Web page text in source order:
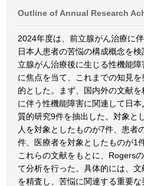
Outline of Annual Research
2024年度は、前立腺がん治療に
日本人患者の苦悩の構成概念を
立腺がん治療後に生じる性機能
に焦点を当て、これまでの知見
的とした。まず、国内外の文献
に伴う性機能障害に関連して日
質的研究9件を抽出した。対象と
人を対象としたものが7件、患者
件、医療者を対象としたものが1
これらの文献をもとに、Rogers
て分析を行った。具体的には、
を精査し、苦悩に関連する重要な